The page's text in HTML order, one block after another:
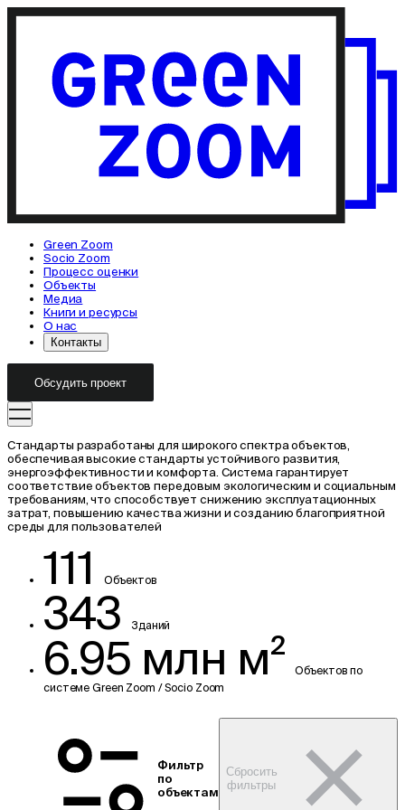
Green Zoom
Socio Zoom
Процесс оценки
Объекты
Медиа
Книги и ресурсы
О нас
Контакты
Обсудить проект
Стандарты разработаны для широкого спектра объектов,
обеспечивая высокие стандарты устойчивого развития,
энергоэффективности и комфорта. Система гарантирует
соответствие объектов передовым экологическим и социальным
требованиям, что способствует снижению эксплуатационных
затрат, повышению качества жизни и созданию благоприятной
среды для пользователей
111 Объектов
343 Зданий
6.95 млн м²
Объектов по
системе Green Zoom / Socio Zoom
Фильтр
по
объектам
Сбросить
фильтры